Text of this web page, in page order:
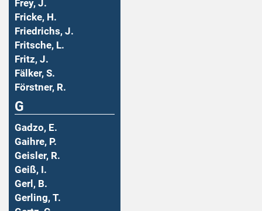
Frey, J.
Fricke, H.
Friedrichs, J.
Fritsche, L.
Fritz, J.
Fälker, S.
Förstner, R.
G
Gadzo, E.
Gaihre, P.
Geisler, R.
Geiß, I.
Gerl, B.
Gerling, T.